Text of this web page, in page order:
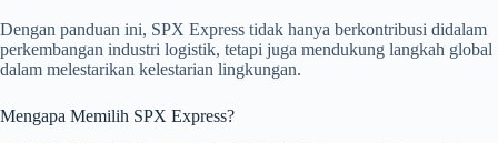
Dengan panduan ini, SPX Express tidak hanya berkontribusi didalam
perkembangan industri logistik, tetapi juga mendukung langkah global
dalam melestarikan kelestarian lingkungan.
Mengapa Memilih SPX Express?